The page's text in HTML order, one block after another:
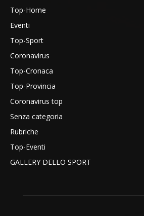
Top-Home
Eventi
Top-Sport
Coronavirus
Top-Cronaca
Top-Provincia
Coronavirus top
Senza categoria
Rubriche
Top-Eventi
GALLERY DELLO SPORT